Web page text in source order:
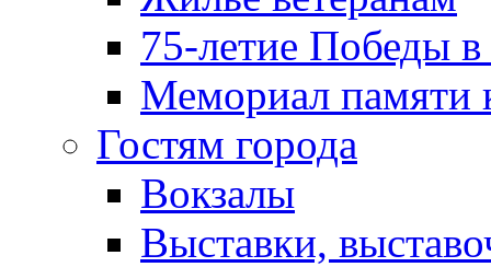
75-летие Победы
Мемориал памяти
Гостям города
Вокзалы
Выставки,